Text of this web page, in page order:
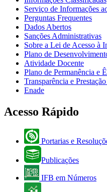
Serviço de Informações
Perguntas Frequentes
Dados Abertos
Sanções Administrativas
Sobre a Lei de Acesso à
Plano de
Atividade Docente
Plano de Permanência e
Transparência e
Enade
Acesso Rápido
Portarias e
Publicações
IFB em Números